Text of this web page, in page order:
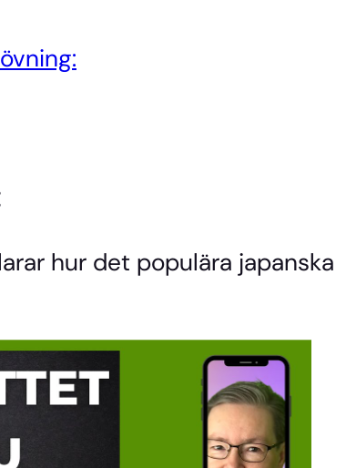
hur det populära japanska